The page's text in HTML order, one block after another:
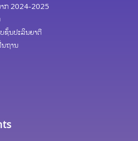
າກ 2024-2025
ຊັ້ນປະລິນຍາຕີ
ຖານ